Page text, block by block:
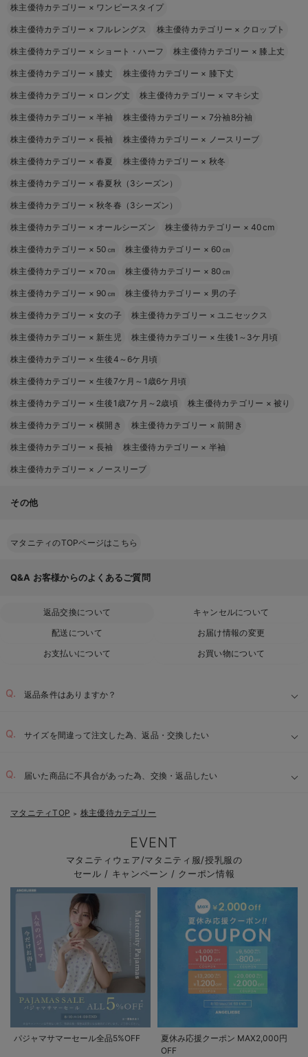
株主優待カテゴリー × ワンピースタイプ
株主優待カテゴリー × フルレングス 株主優待カテゴリー × クロップト
株主優待カテゴリー × ショート・ハーフ 株主優待カテゴリー × 膝上丈
株主優待カテゴリー × 膝丈 株主優待カテゴリー × 膝下丈
株主優待カテゴリー × ロング丈 株主優待カテゴリー × マキシ丈
株主優待カテゴリー ×半袖 株主優待カテゴリー × 7分袖8分袖
株主優待カテゴリー ×長袖 株主優待カテゴリー × ノースリーブ
株主優待カテゴリー ×春夏 株主優待カテゴリー × 秋冬
株主優待カテゴリー ×春夏秋（3シーズン）
株主優待カテゴリー ×秋冬春（3シーズン）
株主優待カテゴリー × オールシーズン 株主優待カテゴリー ×40cm
株主優待カテゴリー × 50㎝ 株主優待カテゴリー × 60㎝
株主優待カテゴリー ×70㎝ 株主優待カテゴリー × 80㎝
株主優待カテゴリー × 90㎝ 株主優待カテゴリー × 男の子
株主優待カテゴリー ×女の子 株主優待カテゴリー ×ユニセックス
株主優待カテゴリー × 新生児 株主優待カテゴリー ×生後1～3ケ月頃
株主優待カテゴリー ×生後4～6ケ月頃
株主優待カテゴリー ×生後7ケ月～1歳6ケ月頃
株主優待カテゴリー ×生後1歳7ケ月～2歳頃 株主優待カテゴリー ×被り
株主優待カテゴリー ×横開き 株主優待カテゴリー ×前開き
株主優待カテゴリー ×長袖 株主優待カテゴリー × 半袖
株主優待カテゴリー × ノースリーブ
その他
マタニティのTOPページはこちら
Q&A お客様からのよくあるご質問
返品交換について
キャンセルについて
配送について
お届け情報の変更
お支払いについて
お買い物について
返品条件はありますか？
サイズを間違って注文した為、返品・交換したい
届いた商品に不具合があった為、交換・返品したい
マタニティTOP ＞ 株主優待カテゴリー
EVENT
マタニティウェア/マタニティ服/授乳服の
セール / キャンペーン / クーポン情報
パジャマサマーセール全品5%OFF
夏休み応援クーポン MAX2,000円
OFF